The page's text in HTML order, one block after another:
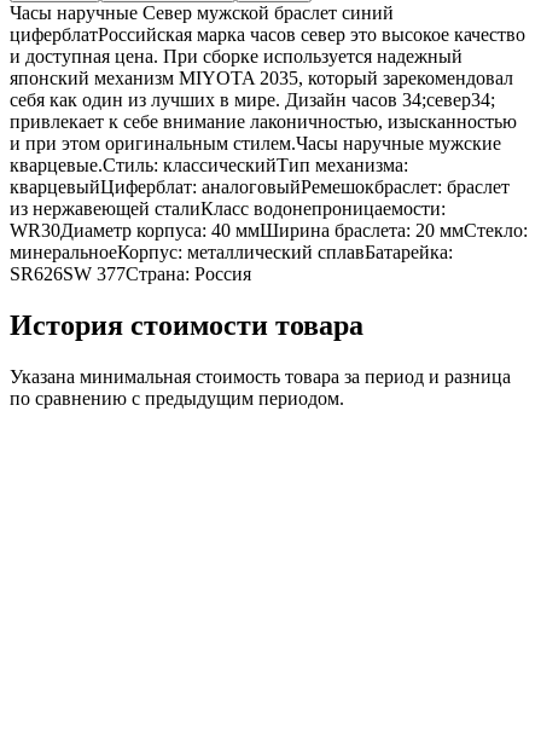
Часы наручные Север мужской браслет синий
циферблатРоссийская марка часов север это высокое качество
и доступная цена. При сборке используется надежный
японский механизм MIYOTA 2035, который зарекомендовал
себя как один из лучших в мире. Дизайн часов 34;север34;
привлекает к себе внимание лаконичностью, изысканностью
и при этом оригинальным стилем.Часы наручные мужские
кварцевые.Стиль: классическийТип механизма:
кварцевыйЦиферблат: аналоговыйРемешокбраслет: браслет
из нержавеющей сталиКласс водонепроницаемости:
WR30Диаметр корпуса: 40 ммШирина браслета: 20 ммСтекло:
минеральноеКорпус: металлический сплавБатарейка:
SR626SW 377Страна: Россия
История стоимости товара
Указана минимальная стоимость товара за период и разница
по сравнению с предыдущим периодом.